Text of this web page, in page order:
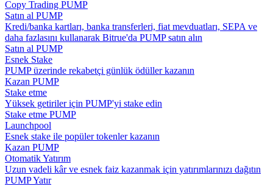
Ticaret stratejileri
Nasıl kârlı kalabileceğinizi öğrenin
Copy Trading PUMP
Satın al PUMP
Kredi/banka kartları, banka transferleri, fiat mevduatları, SEPA ve
daha fazlasını kullanarak Bitrue'da PUMP satın alın
Satın al PUMP
Esnek Stake
PUMP üzerinde rekabetçi günlük ödüller kazanın
Kazan PUMP
Stake etme
Yüksek getiriler için PUMP'yi stake edin
Stake etme PUMP
Launchpool
Esnek stake ile popüler tokenler kazanın
Kazan PUMP
Otomatik Yatırım
Uzun vadeli kâr ve esnek faiz kazanmak için yatırımlarınızı dağıtın
PUMP Yatır